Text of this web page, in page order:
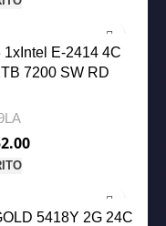
$ 2,999.00.
E-2414 4C
7200 SW RD
El
$ 1,952.00.
5418Y 2G 24C